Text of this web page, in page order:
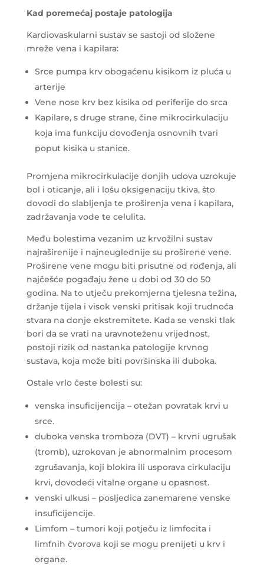
Kad poremećaj postaje patologija
Kardiovaskularni sustav se sastoji od složene
mreže vena i kapilara:
Srce pumpa krv obogaćenu kisikom iz pluća u
arterije
Vene nose krv bez kisika od periferije do srca
Kapilare, s druge strane, čine mikrocirkulaciju
koja ima funkciju dovođenja osnovnih tvari
poput kisika u stanice.
Promjena mikrocirkulacije donjih udova uzrokuje
bol i oticanje, ali i lošu oksigenaciju tkiva, što
dovodi do slabljenja te proširenja vena i kapilara,
zadržavanja vode te celulita.
Među bolestima vezanim uz krvožilni sustav
najraširenije i najneuglednije su proširene vene.
Proširene vene mogu biti prisutne od rođenja, ali
najčešće pogađaju žene u dobi od 30 do 50
godina. Na to utječu prekomjerna tjelesna težina,
držanje tijela i visok venski pritisak koji trudnoća
stvara na donje ekstremitete. Kada se venski tlak
bori da se vrati na uravnoteženu vrijednost,
postoji rizik od nastanka patologije krvnog
sustava, koja može biti površinska ili duboka.
Ostale vrlo česte bolesti su:
venska insuficijencija – otežan povratak krvi u
srce.
duboka venska tromboza (DVT) – krvni ugrušak
(tromb), uzrokovan je abnormalnim procesom
zgrušavanja, koji blokira ili usporava cirkulaciju
krvi, dovodeći vitalne organe u opasnost.
venski ulkusi – posljedica zanemarene venske
insuficijencije.
Limfom – tumori koji potječu iz limfocita i
limfnih čvorova koji se mogu prenijeti u krv i
organe.